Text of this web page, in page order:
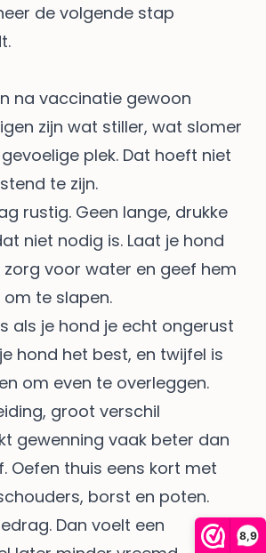
8,9
de volgende stap
na vaccinatie gewoon
zijn wat stiller, wat slomer
plek. Dat hoeft niet
te zijn.
rustig. Geen lange, drukke
niet nodig is. Laat je hond
zorg voor water en geef hem
te slapen.
als je hond je echt ongerust
hond het best, en twijfel is
om even te overleggen.
groot verschil
gewenning vaak beter dan
Oefen thuis eens kort met
borst en poten.
Dan voelt een